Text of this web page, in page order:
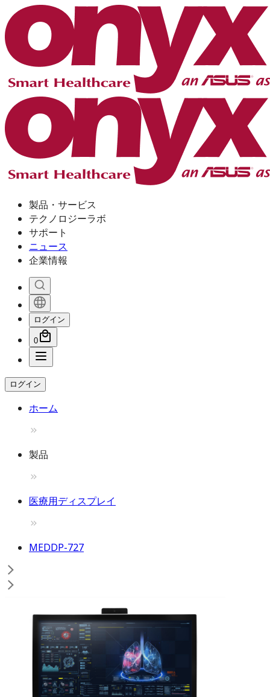
製品・サービス
テクノロジーラボ
サポート
ニュース
企業情報
ログイン
0
ログイン
ホーム
製品
医療用ディスプレイ
MEDDP-727